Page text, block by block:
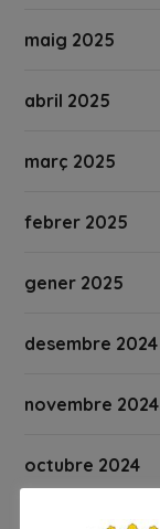
maig 2025
abril 2025
març 2025
febrer 2025
gener 2025
desembre 2024
novembre 2024
octubre 2024